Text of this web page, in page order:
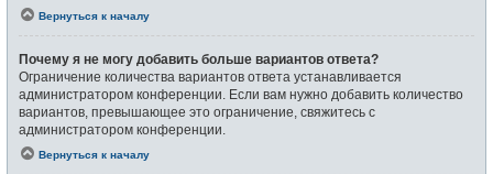
Вернуться к началу
Почему я не могу добавить больше вариантов ответа?
Ограничение количества вариантов ответа устанавливается
администратором конференции. Если вам нужно добавить количество
вариантов, превышающее это ограничение, свяжитесь с
администратором конференции.
Вернуться к началу